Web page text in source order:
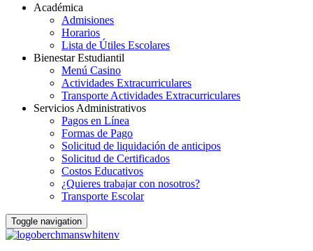
Académica
Admisiones
Horarios
Lista de Útiles Escolares
Bienestar Estudiantil
Menú Casino
Actividades Extracurriculares
Transporte Actividades Extracurriculares
Servicios Administrativos
Pagos en Línea
Formas de Pago
Solicitud de liquidación de anticipos
Solicitud de Certificados
Costos Educativos
¿Quieres trabajar con nosotros?
Transporte Escolar
Toggle navigation